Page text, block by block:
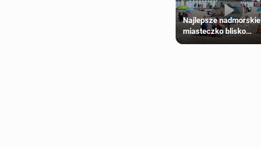
Najlepsze nadmorskie
miasteczko blisko